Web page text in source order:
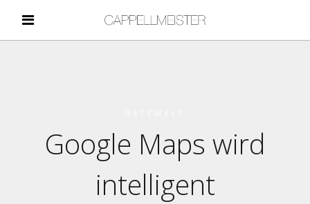
Google Maps wird
intelligent